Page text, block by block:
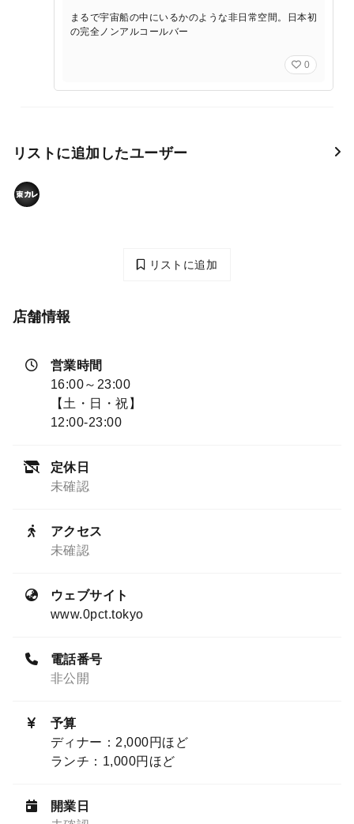
まるで宇宙船の中にいるかのような非日常空間。日本初
の完全ノンアルコールバー
0
リストに追加したユーザー
リストに追加
店舗情報
営業時間
16:00～23:00
【土・日・祝】
12:00-23:00
定休日
未確認
アクセス
未確認
ウェブサイト
www.0pct.tokyo
電話番号
非公開
予算
ディナー：2,000円ほど
ランチ：1,000円ほど
開業日